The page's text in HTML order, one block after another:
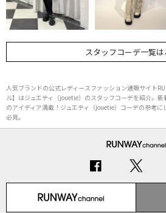
スタッフコーデ一覧は
人気ブランドの公式レディースファッション通販サイト
ル】はジュエティ（jouetie）のスタッフコーデを紹介。
のアイディア満載！ジュエティ（jouetie）コーデの参考
必見。